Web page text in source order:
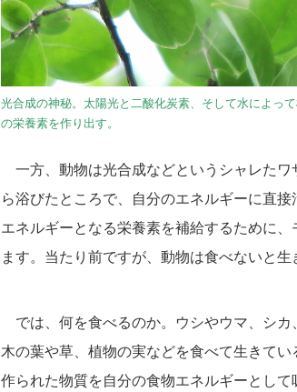
光合成の神秘。太陽光と二酸化炭素、そして水によっ
の栄養素を作り出す。
一方、動物は光合成などというシャレたワ
ら浴びたところで、自分のエネルギーに直接
エネルギーとなる栄養素を補給するために
ます。当たり前ですが、動物は食べないと
では、何を食べるのか。ウシやウマ、シカ
木の葉や草、植物の実などを食べて生きて
作られた物質を自分の食物エネルギーとし